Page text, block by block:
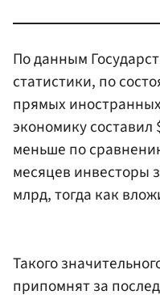
По данным
статистики, по
прямых
экономику
меньше по
месяцев инвесторы
млрд, тогда как
Такого
припомнят за